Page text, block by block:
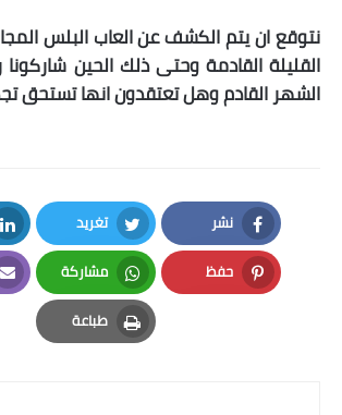
نتوقع ان يتم الكشف عن العاب البلس
القليلة القادمة وحتى ذلك الحين
الشهر القادم وهل تعتقدون انها تستحق
نشر
Facebook
تغريد
Twitter
حفظ
Pinterest
مشاركة
Whatsapp
طباعة
Print